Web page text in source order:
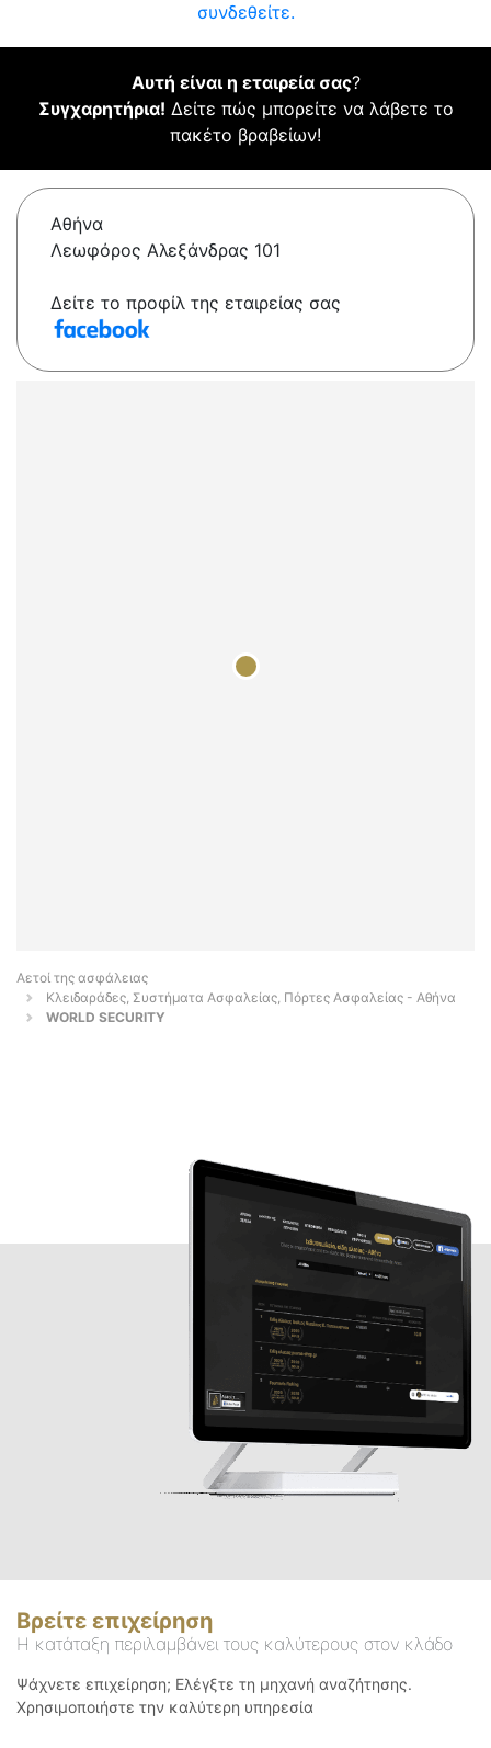
συνδεθείτε.
Αυτή είναι η εταιρεία σας?
Συγχαρητήρια! Δείτε πώς μπορείτε να λάβετε το
πακέτο βραβείων!
Αθήνα
Λεωφόρος Αλεξάνδρας 101
Δείτε το προφίλ της εταιρείας σας
Αετοί της ασφάλειας
Κλειδαράδες, Συστήματα Ασφαλείας, Πόρτες Ασφαλείας - Αθήνα
WORLD SECURITY
Βρείτε επιχείρηση
Η κατάταξη περιλαμβάνει τους καλύτερους στον κλάδο
Ψάχνετε επιχείρηση; Ελέγξτε τη μηχανή αναζήτησης.
Χρησιμοποιήστε την καλύτερη υπηρεσία